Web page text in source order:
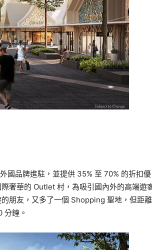
國品牌進駐，並提供 35% 至 70% 的折扣優
奢華的 Outlet 村，為吸引國內外的高端遊
朋友，又多了一個 Shopping 聖地，但距離
分鐘。